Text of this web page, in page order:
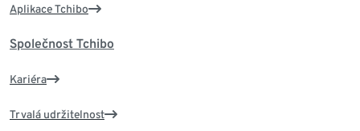
Aplikace Tchibo
Společnost Tchibo
Kariéra
Trvalá udržitelnost